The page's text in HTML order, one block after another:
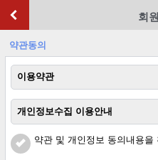
회
약관동의
이용약관
개인정보수집 이용안내
약관 및 개인정보 동의내용을